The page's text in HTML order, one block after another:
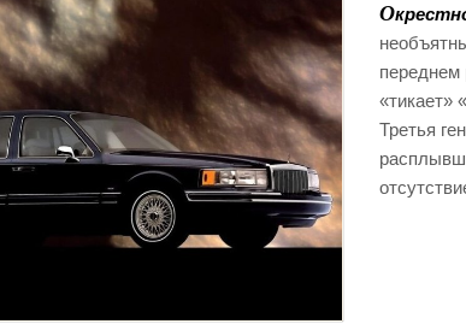
О
переднем
«тикает»
Третья